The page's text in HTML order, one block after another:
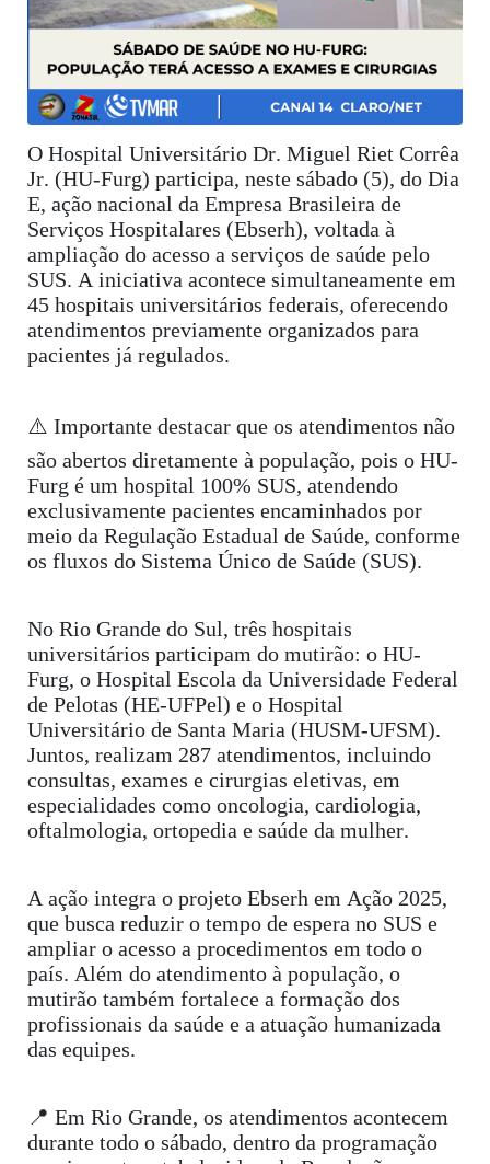
O Hospital Universitário Dr. Miguel Riet Corrêa
Jr. (HU-Furg) participa, neste sábado (5), do Dia
E, ação nacional da Empresa Brasileira de
Serviços Hospitalares (Ebserh), voltada à
ampliação do acesso a serviços de saúde pelo
SUS. A iniciativa acontece simultaneamente em
45 hospitais universitários federais, oferecendo
atendimentos previamente organizados para
pacientes já regulados.
⚠️ Importante destacar que os atendimentos não
são abertos diretamente à população, pois o HU-
Furg é um hospital 100% SUS, atendendo
exclusivamente pacientes encaminhados por
meio da Regulação Estadual de Saúde, conforme
os fluxos do Sistema Único de Saúde (SUS).
No Rio Grande do Sul, três hospitais
universitários participam do mutirão: o HU-
Furg, o Hospital Escola da Universidade Federal
de Pelotas (HE-UFPel) e o Hospital
Universitário de Santa Maria (HUSM-UFSM).
Juntos, realizam 287 atendimentos, incluindo
consultas, exames e cirurgias eletivas, em
especialidades como oncologia, cardiologia,
oftalmologia, ortopedia e saúde da mulher.
A ação integra o projeto Ebserh em Ação 2025,
que busca reduzir o tempo de espera no SUS e
ampliar o acesso a procedimentos em todo o
país. Além do atendimento à população, o
mutirão também fortalece a formação dos
profissionais da saúde e a atuação humanizada
das equipes.
📍 Em Rio Grande, os atendimentos acontecem
durante todo o sábado, dentro da programação